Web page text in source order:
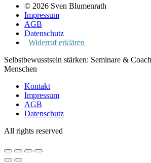
© 2026 Sven Blumenrath
Impressum
AGB
Datenschutz
Widerruf erklären
Selbstbewusstsein stärken: Seminare &
Menschen
Kontakt
Impressum
AGB
Datenschutz
All rights reserved